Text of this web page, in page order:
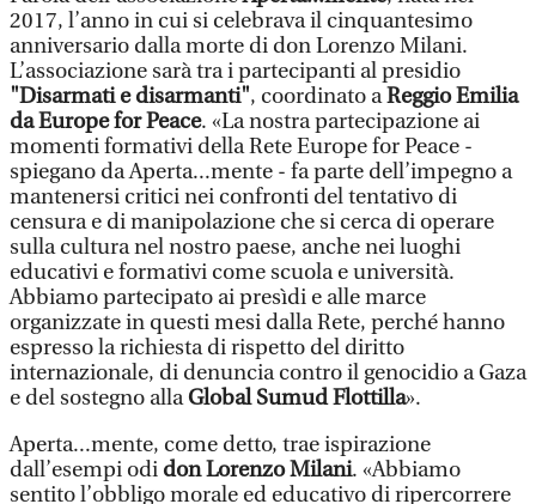
2017, l’anno in cui si celebrava il cinquantesimo
anniversario dalla morte di don Lorenzo Milani.
L’associazione sarà tra i partecipanti al presidio
"Disarmati e disarmanti", coordinato aReggio Emilia
da Europe for Peace. «La nostra partecipazione ai
momenti formativi della Rete Europe for Peace -
spiegano da Aperta...mente - fa parte dell’impegno a
mantenersi critici nei confronti del tentativo di
censura e di manipolazione che si cerca di operare
sulla cultura nel nostro paese, anche nei luoghi
educativi e formativi come scuola e università.
Abbiamo partecipato ai presìdi e alle marce
organizzate in questi mesi dalla Rete, perché hanno
espresso la richiesta di rispetto del diritto
internazionale, di denuncia contro il genocidio a Gaza
e del sostegno allaGlobal Sumud Flottilla».
Aperta...mente, come detto, trae ispirazione
dall’esempi odi don Lorenzo Milani. «Abbiamo
sentito l’obbligo morale ed educativo di ripercorrere